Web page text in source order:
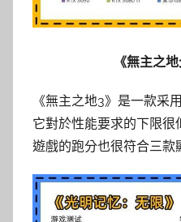
《無主之
《無主之地3》是一款采
它對於性能要求的下限
遊戲的跑分也很符合三款